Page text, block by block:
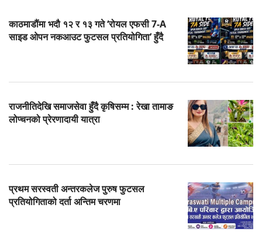
काठमाडौंमा भदौ १२ र १३ गते ‘रोयल एफसी 7-A
साइड ओपन नकआउट फुटसल प्रतियोगिता’ हुँदै
राजनीतिदेखि समाजसेवा हुँदै कृषिसम्म : रेखा तामाङ
लोप्चनको प्रेरणादायी यात्रा
प्रथम सरस्वती अन्तरकलेज पुरुष फुटसल
प्रतियोगिताको दर्ता अन्तिम चरणमा